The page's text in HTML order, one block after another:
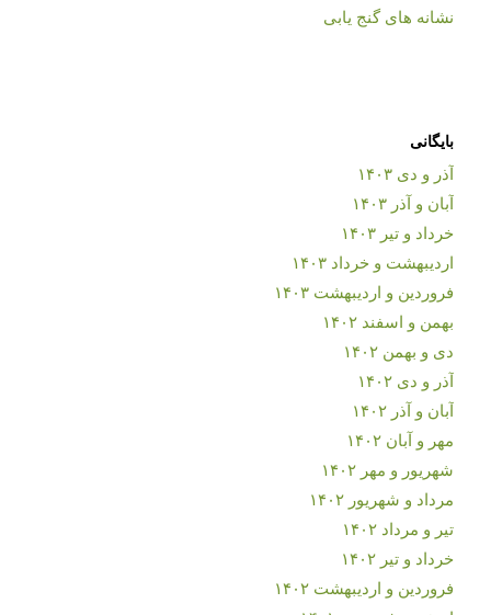
نشانه های گنج یابی
بایگانی
آذر و دی ۱۴۰۳
آبان و آذر ۱۴۰۳
خرداد و تیر ۱۴۰۳
اردیبهشت و خرداد ۱۴۰۳
فروردین و اردیبهشت ۱۴۰۳
بهمن و اسفند ۱۴۰۲
دی و بهمن ۱۴۰۲
آذر و دی ۱۴۰۲
آبان و آذر ۱۴۰۲
مهر و آبان ۱۴۰۲
شهریور و مهر ۱۴۰۲
مرداد و شهریور ۱۴۰۲
تیر و مرداد ۱۴۰۲
خرداد و تیر ۱۴۰۲
فروردین و اردیبهشت ۱۴۰۲